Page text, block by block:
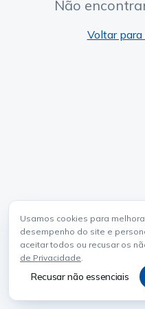
Usamos cookies para
desempenho do site e
aceitar todos ou recusar os
de Privacidade.
Recusar não essenciais
Não
Voltar